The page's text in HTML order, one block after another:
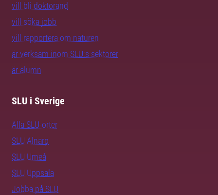
vill bli doktorand
vill söka jobb
vill rapportera om naturen
är verksam inom SLU:s sektorer
är alumn
SLU i Sverige
Alla SLU-orter
SLU Alnarp
SLU Umeå
SLU Uppsala
Jobba på SLU